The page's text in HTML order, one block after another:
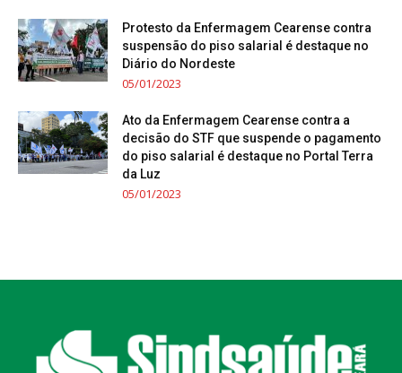
Protesto da Enfermagem Cearense contra
suspensão do piso salarial é destaque no
Diário do Nordeste
05/01/2023
Ato da Enfermagem Cearense contra a
decisão do STF que suspende o pagamento
do piso salarial é destaque no Portal Terra
da Luz
05/01/2023